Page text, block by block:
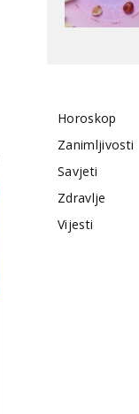
Horoskop
Zanimljivosti
Savjeti
Zdravlje
Vijesti